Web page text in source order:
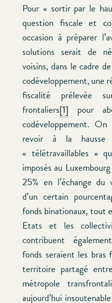
Pour « sortir par le
question fiscale et
occasion à préparer
solutions serait de
voisins, dans le cadre
codéveloppement, une
fiscalité prélevée
frontaliers[1] pour
codéveloppement.
revoir à la
« télétravaillables »
imposés au
25% en l’échange du
d’un certain
fonds binationaux, tout
Etats et les
contribuent
fonds seraient les bras
territoire partagé
métropole
aujourd’hui